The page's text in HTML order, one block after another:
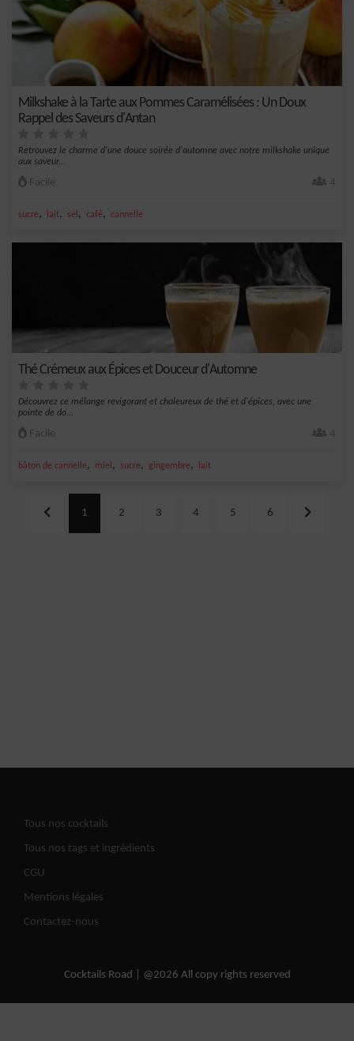
Milkshake à la Tarte aux Pommes Caramélisées : Un Doux
Rappel des Saveurs d'Antan
Retrouvez le charme d'une douce soirée d'automne avec notre milkshake unique
aux saveur...
Facile 4
sucre, lait, sel , café, cannelle
Thé Crémeux aux Épices et Douceur d'Automne
Découvrez ce mélange revigorant et chaleureux de thé et d'épices, avec une
pointe de do...
Facile 4
bâton de cannelle, miel , sucre, gingembre, lait
1 2 3 4 5 6
Tous nos cocktails
Tous nos tags et ingrédients
CGU
Mentions légales
Contactez-nous
Cocktails Road | @2026 All copy rights reserved